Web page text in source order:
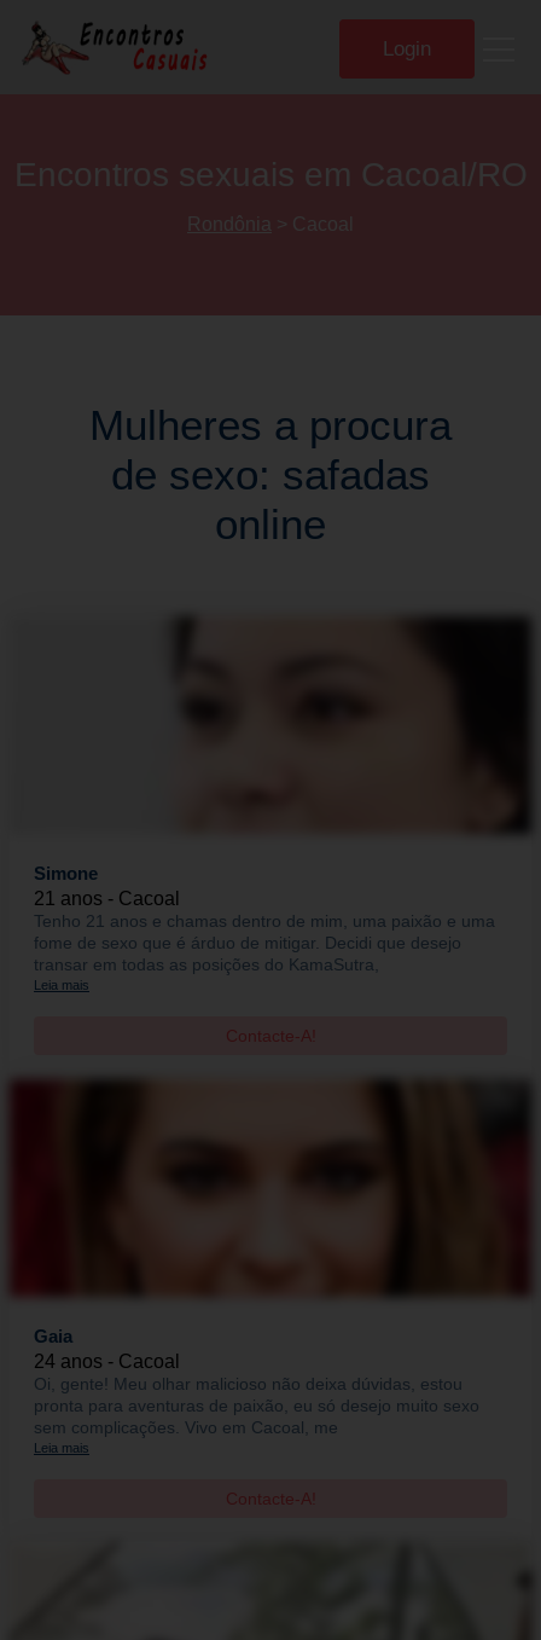
Login
Sexo ao vivo
Encontros sexuais em Cacoal/RO
Rondônia > Cacoal
Mulheres a procura
de sexo: safadas
online
Simone
21 anos - Cacoal
Tenho 21 anos e chamas dentro de mim, uma paixão e uma
fome de sexo que é árduo de mitigar. Decidi que desejo
transar em todas as posições do KamaSutra,
Leia mais
Contacte-A!
Gaia
24 anos - Cacoal
Oi, gente! Meu olhar malicioso não deixa dúvidas, estou
pronta para aventuras de paixão, eu só desejo muito sexo
sem complicações. Vivo em Cacoal, me
Leia mais
Contacte-A!